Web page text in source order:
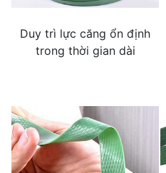
Duy trì lực căng ổn định
trong thời gian dài